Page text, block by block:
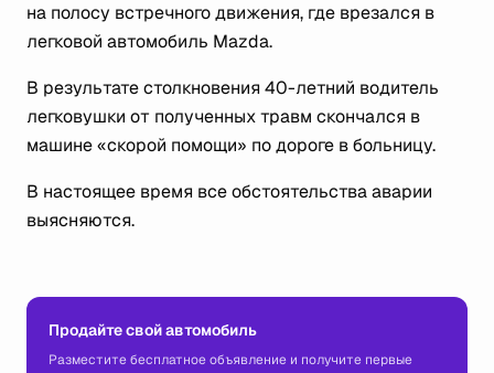
на полосу встречного движения, где врезался в
легковой автомобиль Mazda.
В результате столкновения 40-летний водитель
легковушки от полученных травм скончался в
машине «скорой помощи» по дороге в больницу.
В настоящее время все обстоятельства аварии
выясняются.
Продайте свой автомобиль
Разместите бесплатное объявление и получите первые